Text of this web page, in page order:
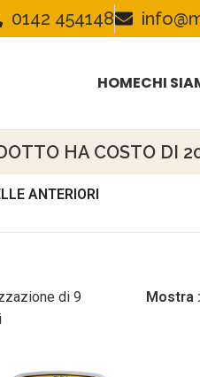
0142 454148
HOMECHI
HA COSTO DI
ANTERIORI
di 9
Mostra